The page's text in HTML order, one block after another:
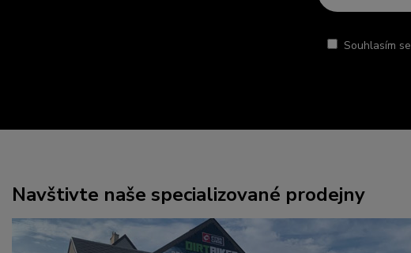
Souhlasím se
Navštivte naše specializované prodejny